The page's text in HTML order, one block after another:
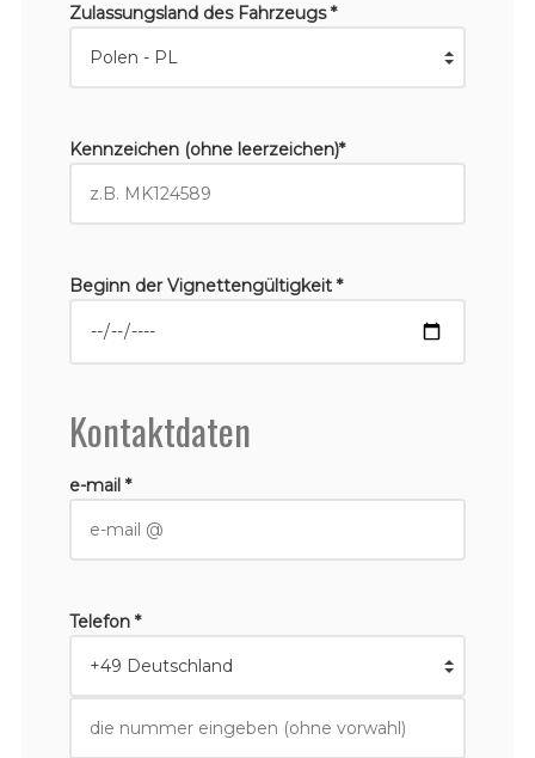
Zulassungsland des Fahrzeugs *
Kennzeichen (ohne leerzeichen)*
Beginn der Vignettengültigkeit *
Kontaktdaten
e-mail *
Telefon *